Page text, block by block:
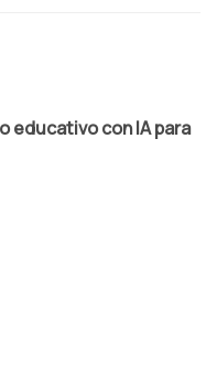
educativo con IA para